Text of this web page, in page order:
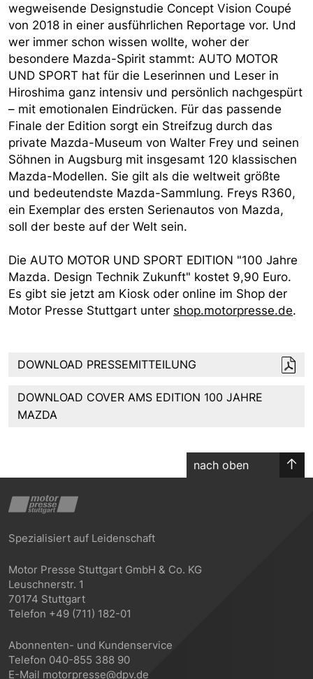
wegweisende Designstudie Concept Vision Coupé
von 2018 in einer ausführlichen Reportage vor. Und
wer immer schon wissen wollte, woher der
besondere Mazda-Spirit stammt: AUTO MOTOR
UND SPORT hat für die Leserinnen und Leser in
Hiroshima ganz intensiv und persönlich nachgespürt
– mit emotionalen Eindrücken. Für das passende
Finale der Edition sorgt ein Streifzug durch das
private Mazda-Museum von Walter Frey und seinen
Söhnen in Augsburg mit insgesamt 120 klassischen
Mazda-Modellen. Sie gilt als die weltweit größte
und bedeutendste Mazda-Sammlung. Freys R360,
ein Exemplar des ersten Serienautos von Mazda,
soll der beste auf der Welt sein.
Die AUTO MOTOR UND SPORT EDITION "100 Jahre
Mazda. Design Technik Zukunft" kostet 9,90 Euro.
Es gibt sie jetzt am Kiosk oder online im Shop der
Motor Presse Stuttgart unter shop.motorpresse.de.
DOWNLOAD PRESSEMITTEILUNG
DOWNLOAD COVER AMS EDITION 100 JAHRE
MAZDA
nach oben
Spezialisiert auf Leidenschaft
Motor Presse Stuttgart GmbH & Co. KG
Leuschnerstr. 1
70174 Stuttgart
Telefon +49 (711) 182-01
Abonnenten- und Kundenservice
Telefon 040-855 388 90
E-Mail motorpresse@dpv.de